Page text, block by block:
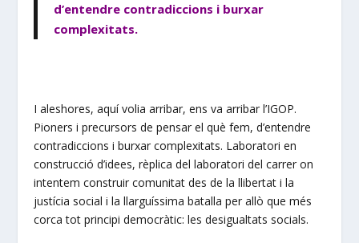
d’entendre contradiccions i burxar
complexitats.
I aleshores, aquí volia arribar, ens va arribar l’IGOP.
Pioners i precursors de pensar el què fem, d’entendre
contradiccions i burxar complexitats. Laboratori en
construcció d’idees, rèplica del laboratori del carrer on
intentem construir comunitat des de la llibertat i la
justícia social i la llarguíssima batalla per allò que més
corca tot principi democràtic: les desigualtats socials.